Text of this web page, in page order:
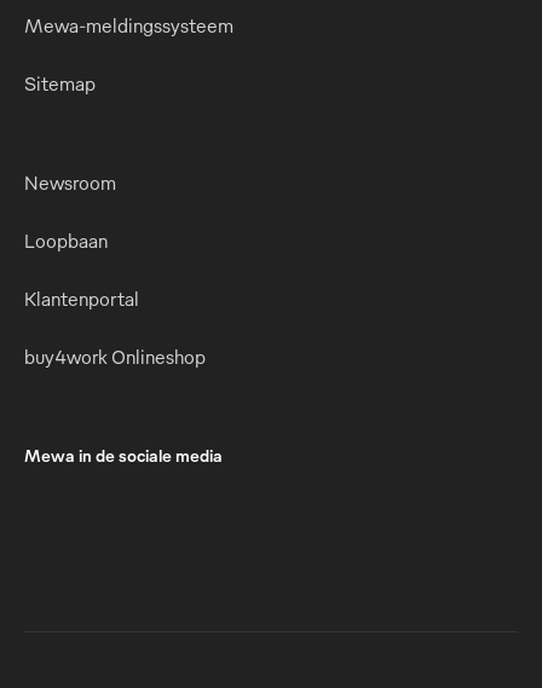
Mewa-meldingssysteem
Sitemap
Newsroom
Loopbaan
Klantenportal
buy4work Onlineshop
Mewa in de sociale media